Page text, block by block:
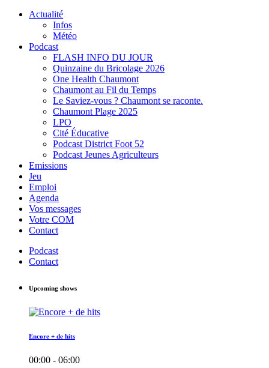
Actualité
Infos
Météo
Podcast
FLASH INFO DU JOUR
Quinzaine du Bricolage 2026
One Health Chaumont
Chaumont au Fil du Temps
Le Saviez-vous ? Chaumont se raconte.
Chaumont Plage 2025
LPO
Cité Éducative
Podcast District Foot 52
Podcast Jeunes Agriculteurs
Emissions
Jeu
Emploi
Agenda
Vos messages
Votre COM
Contact
Podcast
Contact
Upcoming shows
Encore + de hits
00:00 - 06:00